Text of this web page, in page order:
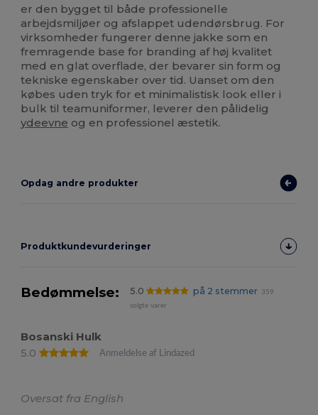
er den bygget til både professionelle
arbejdsmiljøer og afslappet udendørsbrug. For
virksomheder fungerer denne jakke som en
fremragende base for branding af høj kvalitet
med en glat overflade, der bevarer sin form og
tekniske egenskaber over tid. Uanset om den
købes uden tryk for et minimalistisk look eller i
bulk til teamuniformer, leverer den pålidelig
ydeevne og en professionel æstetik.
Opdag andre produkter
Produktkundevurderinger
Bedømmelse: 5.0 på 2 stemmer
359
solgte varer
Bosanski Hulk
5.0
Anmeldelse af Lindazed
Oversat fra English